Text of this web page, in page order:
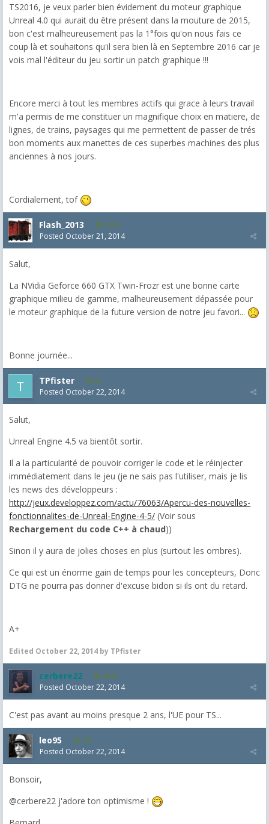
TS2016, je veux parler bien évidement du moteur graphique
Unreal 4.0 qui aurait du être présent dans la mouture de 2015,
bon c'est malheureusement pas la 1°fois qu'on nous fais ce
coup là et souhaitons qu'il sera bien là en Septembre 2016 car je
vois mal l'éditeur du jeu sortir un patch graphique !!!
Encore merci à tout les membres actifs qui grace à leurs travail
m'a permis de me constituer un magnifique choix en matiere, de
lignes, de trains, paysages qui me permettent de passer de trés
bon moments aux manettes de ces superbes machines des plus
anciennes à nos jours.
Cordialement, tof
Flash_2013 2,074
Posted October 21, 2014
Salut,
La NVidia Geforce 660 GTX Twin-Frozr est une bonne carte
graphique milieu de gamme, malheureusement dépassée pour
le moteur graphique de la future version de notre jeu favori...
Bonne journée...
TPfister 32
Posted October 22, 2014
Salut,
Unreal Engine 4.5 va bientôt sortir.
Il a la particularité de pouvoir corriger le code et le réinjecter
immédiatement dans le jeu (je ne sais pas l'utiliser, mais je lis
les news des développeurs :
http://jeux.developpez.com/actu/76063/Apercu-des-nouvelles-
fonctionnalites-de-Unreal-Engine-4-5/ (Voir sous
Rechargement du code C++ à chaud))
Sinon il y aura de jolies choses en plus (surtout les ombres).
Ce qui est un énorme gain de temps pour les concepteurs, Donc
DTG ne pourra pas donner d'excuse bidon si ils ont du retard.
A+
Edited October 22, 2014 by TPfister
cerbere22 4,385
Posted October 22, 2014
C'est pas avant au moins presque 2 ans, l'UE pour TS...
leo95 178
Posted October 22, 2014
Bonsoir,
@cerbere22 j'adore ton optimisme !